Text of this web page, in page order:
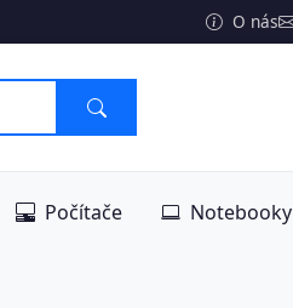
O nás
Počítače Notebooky